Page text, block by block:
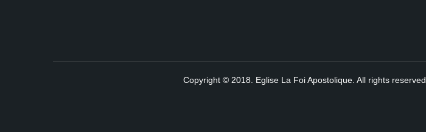
Copyright © 2018. Eglise La Foi Apostolique. All rights